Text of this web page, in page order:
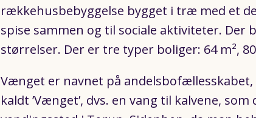
rækkehusbebyggelse bygget i træ med et
spise sammen og til sociale aktiviteter. Der
størrelser. Der er tre typer boliger: 64 m²,
Vænget er navnet på
kaldt ’Vænget’, dvs. en vang til kalvene,